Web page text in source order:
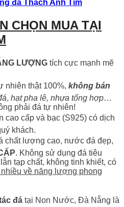
đá Thạch Anh Tím
CHỌN MUA TẠI
LƯỢNG tích cực mạnh mẽ
nhiên thật 100%, không bán
, hạt pha lê, nhựa tổng hợp…
phải đá tự nhiên!
cao cấp và bạc (S925) có dịch
khách.
chất lượng cao, nước đá đẹp,
. Không sử dụng đá tiêu
tạp chất, không tinh khiết, có
nhiều về năng lượng phong
đá tại Non Nước, Đà Nẵng là